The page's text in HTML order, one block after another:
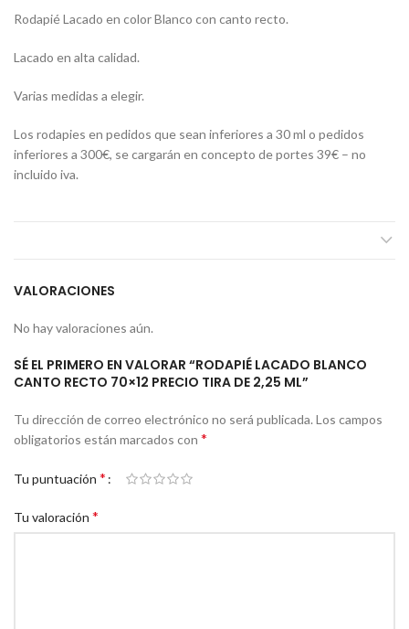
Rodapié Lacado en color Blanco con canto recto.
Lacado en alta calidad.
Varias medidas a elegir.
Los rodapies en pedidos que sean inferiores a 30 ml o pedidos
inferiores a 300€, se cargarán en concepto de portes 39€ – no
incluido iva.
VALORACIONES
No hay valoraciones aún.
SÉ EL PRIMERO EN VALORAR “RODAPIÉ LACADO BLANCO
CANTO RECTO 70×12 PRECIO TIRA DE 2,25 ML”
Tu dirección de correo electrónico no será publicada. Los campos
obligatorios están marcados con *
Tu puntuación *
Tu valoración *